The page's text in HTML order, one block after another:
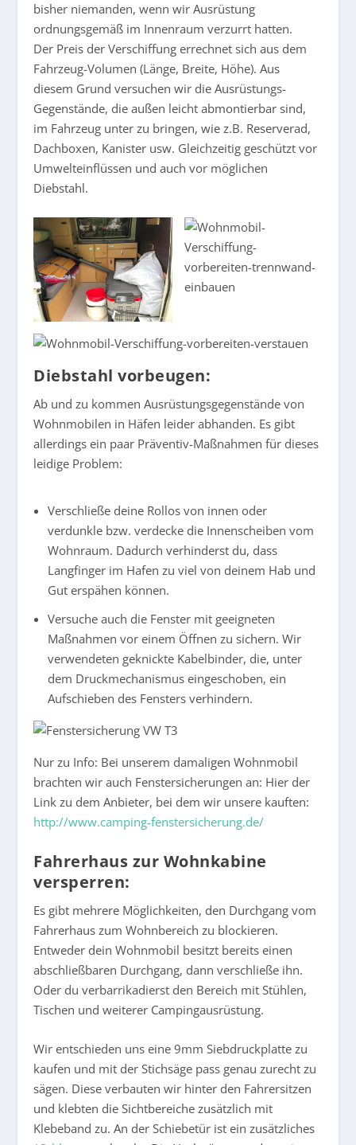
bisher niemanden, wenn wir Ausrüstung
ordnungsgemäß im Innenraum verzurrt hatten.
Der Preis der Verschiffung errechnet sich aus dem
Fahrzeug-Volumen (Länge, Breite, Höhe). Aus
diesem Grund versuchen wir die Ausrüstungs-
Gegenstände, die außen leicht abmontierbar sind,
im Fahrzeug unter zu bringen, wie z.B. Reserverad,
Dachboxen, Kanister usw. Gleichzeitig geschützt vor
Umwelteinflüssen und auch vor möglichen
Diebstahl.
Diebstahl vorbeugen:
Ab und zu kommen Ausrüstungsgegenstände von
Wohnmobilen in Häfen leider abhanden. Es gibt
allerdings ein paar Präventiv-Maßnahmen für dieses
leidige Problem:
Verschließe deine Rollos von innen oder
verdunkle bzw. verdecke die Innenscheiben vom
Wohnraum. Dadurch verhinderst du, dass
Langfinger im Hafen zu viel von deinem Hab und
Gut erspähen können.
Versuche auch die Fenster mit geeigneten
Maßnahmen vor einem Öffnen zu sichern. Wir
verwendeten geknickte Kabelbinder, die, unter
dem Druckmechanismus eingeschoben, ein
Aufschieben des Fensters verhindern.
Nur zu Info: Bei unserem damaligen Wohnmobil
brachten wir auch Fenstersicherungen an: Hier der
Link zu dem Anbieter, bei dem wir unsere kauften:
http://www.camping-fenstersicherung.de/
Fahrerhaus zur Wohnkabine
versperren:
Es gibt mehrere Möglichkeiten, den Durchgang vom
Fahrerhaus zum Wohnbereich zu blockieren.
Entweder dein Wohnmobil besitzt bereits einen
abschließbaren Durchgang, dann verschließe ihn.
Oder du verbarrikadierst den Bereich mit Stühlen,
Tischen und weiterer Campingausrüstung.
Wir entschieden uns eine 9mm Siebdruckplatte zu
kaufen und mit der Stichsäge pass genau zurecht zu
sägen. Diese verbauten wir hinter den Fahrersitzen
und klebten die Sichtbereiche zusätzlich mit
Klebeband zu. An der Schiebetür ist ein zusätzliches